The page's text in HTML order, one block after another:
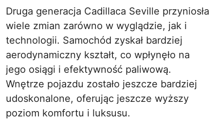
Druga generacja Cadillaca Seville przyniosła
wiele zmian zarówno w wyglądzie, jak i
technologii. Samochód zyskał bardziej
aerodynamiczny kształt, co wpłynęło na
jego osiągi i efektywność paliwową.
Wnętrze pojazdu zostało jeszcze bardziej
udoskonalone, oferując jeszcze wyższy
poziom komfortu i luksusu.